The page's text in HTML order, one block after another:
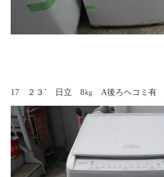
17 ２３’ 日立 8㎏ A後ろヘコミ有